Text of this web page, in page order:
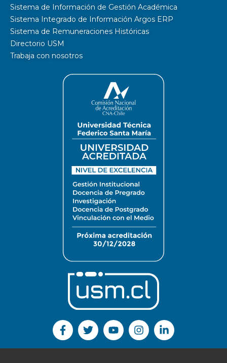
Sistema de Información de Gestión Académica
Sistema Integrado de Información Argos ERP
Sistema de Remuneraciones Históricas
Directorio USM
Trabaja con nosotros